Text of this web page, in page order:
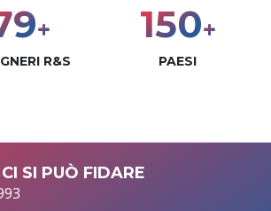
+
R&S
190+
PAESI
SI PUÒ FIDARE